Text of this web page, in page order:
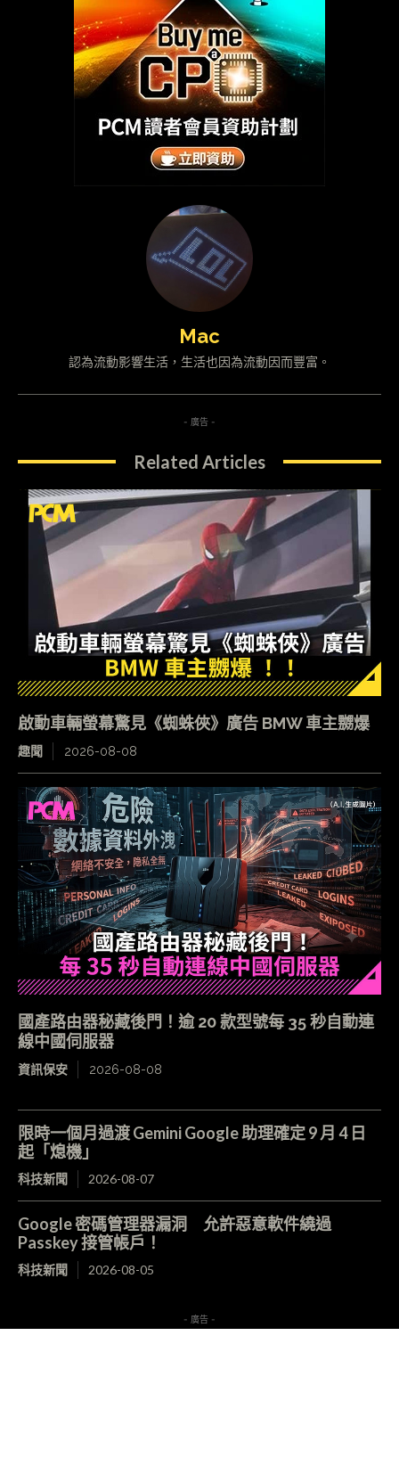
Mac
認為流動影響生活，生活也因為流動因而豐富。
- 廣告 -
Related Articles
啟動車輛螢幕驚見《蜘蛛俠》廣告 BMW 車主嬲爆
趣聞 2026-08-08
國產路由器秘藏後門！逾 20 款型號每 35 秒自動連
線中國伺服器
資訊保安 2026-08-08
限時一個月過渡 Gemini Google 助理確定 9 月 4 日
起「熄機」
科技新聞 2026-08-07
Google 密碼管理器漏洞 允許惡意軟件繞過
Passkey 接管帳戶！
科技新聞 2026-08-05
- 廣告 -